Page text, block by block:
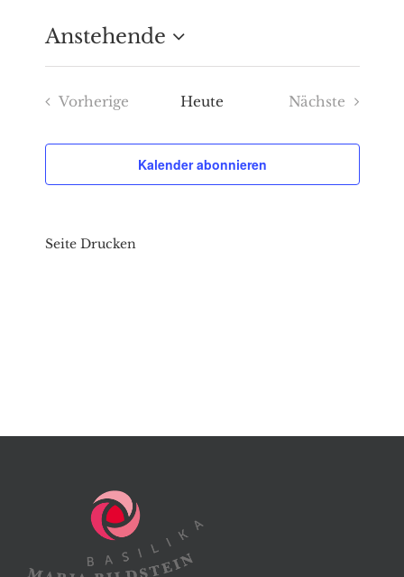
Anstehende
Datum
wählen.
Vorherige
Heute
Nächste
Kalender abonnieren
Seite Drucken